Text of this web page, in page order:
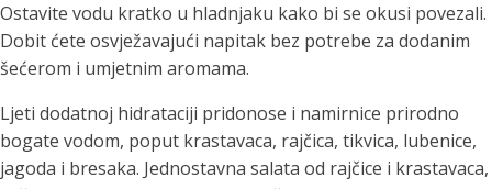
Ostavite vodu kratko u hladnjaku kako bi se okusi povezali.
Dobit ćete osvježavajući napitak bez potrebe za dodanim
šećerom i umjetnim aromama.
Ljeti dodatnoj hidrataciji pridonose i namirnice prirodno
bogate vodom, poput krastavaca, rajčica, tikvica, lubenice,
jagoda i bresaka. Jednostavna salata od rajčice i krastavaca,